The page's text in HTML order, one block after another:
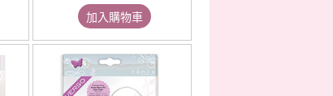
加入購物車